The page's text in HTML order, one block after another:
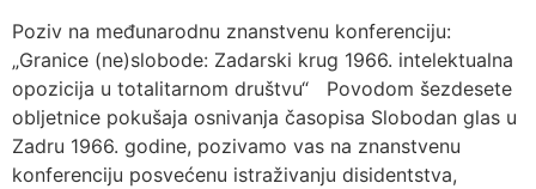
Poziv na međunarodnu znanstvenu konferenciju:
„Granice (ne)slobode: Zadarski krug 1966. intelektualna
opozicija u totalitarnom društvu“ Povodom šezdesete
obljetnice pokušaja osnivanja časopisa Slobodan glas u
Zadru 1966. godine, pozivamo vas na znanstvenu
konferenciju posvećenu istraživanju disidentstva,